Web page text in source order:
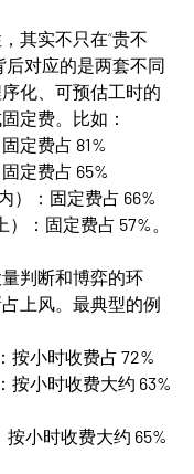
其实不只在“贵不
后对应的是两套不同
化、可预估工时的
定费。比如：
定费占 81%
定费占 65%
）：固定费占 66%
）：固定费占 57% 。
判断和博弈的环
上风。最典型的例
按小时收费占 72%
按小时收费大约 63%
按小时收费大约 65%